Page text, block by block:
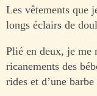
Les vêtements que
longs éclairs de
Plié en deux, je me
ricanements des
rides et d’une